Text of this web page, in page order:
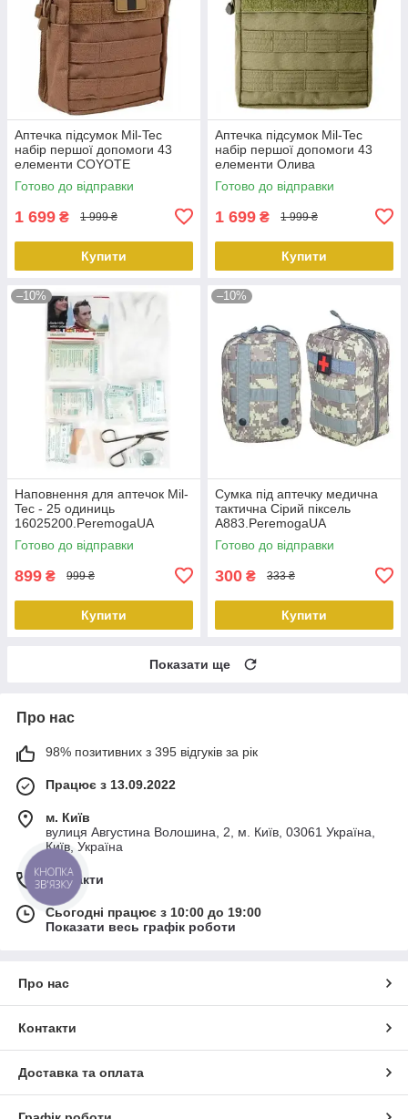
Аптечка підсумок Mil-Tec
набір першої допомоги 43
елементи COYOTE
(16025519).PeremogaUA
Готово до відправки
1 699 ₴ 1 999 ₴
Купити
Аптечка підсумок Mil-Tec
набір першої допомоги 43
елементи Олива
(16025501).PeremogaUA
Готово до відправки
1 699 ₴ 1 999 ₴
Купити
–10%
Наповнення для аптечок Mil-
Tec - 25 одиниць
16025200.PeremogaUA
Готово до відправки
899 ₴ 999 ₴
Купити
–10%
Сумка під аптечку медична
тактична Сірий піксель
А883.PeremogaUA
Готово до відправки
300 ₴ 333 ₴
Купити
Показати ще
Про нас
98% позитивних з 395 відгуків за рік
Працює з 13.09.2022
м. Київ
вулиця Августина Волошина, 2, м. Київ, 03061 Україна,
Київ, Україна
Контакти
Сьогодні працює з 10:00 до 19:00
Показати весь графік роботи
Про нас
Контакти
Доставка та оплата
КНОПКА
ЗВ'ЯЗКУ